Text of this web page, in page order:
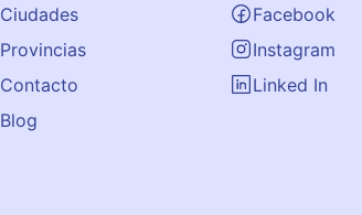
Ciudades
Provincias
Contacto
Blog
Facebook
Instagram
Linked In